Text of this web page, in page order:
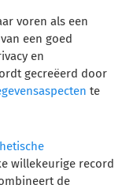
voren als een
een goed
en
gecreëerd door
te
willekeurige record
de